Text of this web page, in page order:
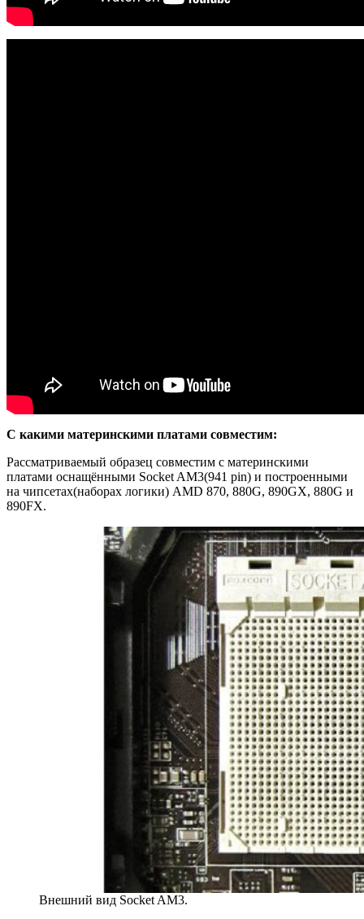
С какими материнскими платами совместим:
Рассматриваемый образец совместим с материнскими
платами оснащёнными Socket AM3(941 pin) и построенными
на чипсетах(наборах логики) AMD 870, 880G, 890GX, 880G и
890FX.
Внешний вид Socket AM3.